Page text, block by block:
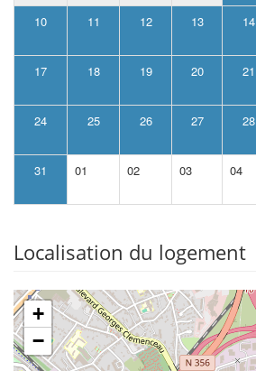
10 11 12 13 14
17 18 19 20 21
24 25 26 27 28
31 01 02 03 04
Localisation du logement
+
−